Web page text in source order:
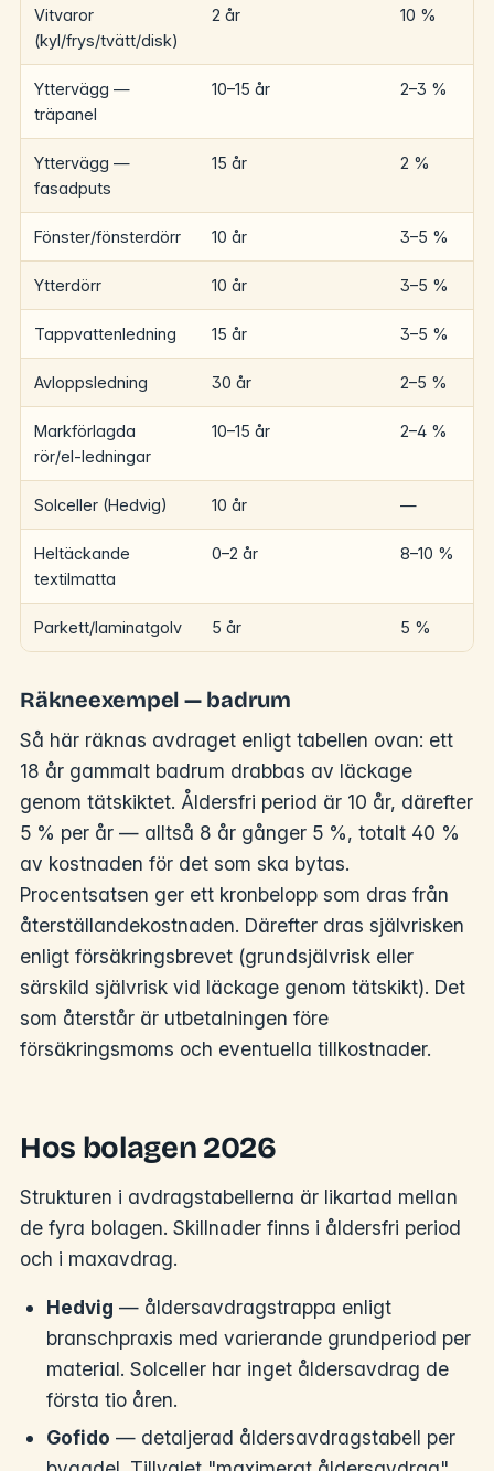
Vitvaror
(kyl/frys/tvätt/disk)
2 år 10 %
Yttervägg —
träpanel
10–15 år 2–3 %
Yttervägg —
fasadputs
15 år 2 %
Fönster/fönsterdörr 10 år 3–5 %
Ytterdörr 10 år 3–5 %
Tappvattenledning 15 år 3–5 %
Avloppsledning 30 år 2–5 %
Markförlagda
rör/el-ledningar
10–15 år 2–4 %
Solceller (Hedvig) 10 år —
Heltäckande
textilmatta
0–2 år 8–10 %
Parkett/laminatgolv 5 år 5 %
Räkneexempel — badrum
Så här räknas avdraget enligt tabellen ovan: ett
18 år gammalt badrum drabbas av läckage
genom tätskiktet. Åldersfri period är 10 år, därefter
5 % per år — alltså 8 år gånger 5 %, totalt 40 %
av kostnaden för det som ska bytas.
Procentsatsen ger ett kronbelopp som dras från
återställandekostnaden. Därefter dras självrisken
enligt försäkringsbrevet (grundsjälvrisk eller
särskild självrisk vid läckage genom tätskikt). Det
som återstår är utbetalningen före
försäkringsmoms och eventuella tillkostnader.
Hos bolagen 2026
Strukturen i avdragstabellerna är likartad mellan
de fyra bolagen. Skillnader finns i åldersfri period
och i maxavdrag.
Hedvig — åldersavdragstrappa enligt
branschpraxis med varierande grundperiod per
material. Solceller har inget åldersavdrag de
första tio åren.
Gofido — detaljerad åldersavdragstabell per